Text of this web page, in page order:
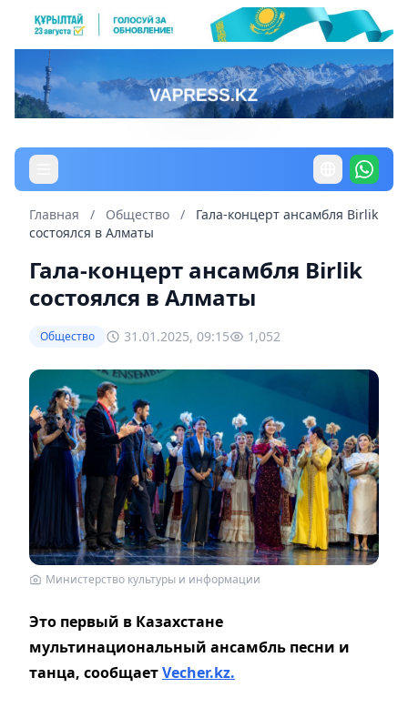
Главная / Общество /
Гала-концерт ансамбля Birlik
состоялся в Алматы
Гала-концерт ансамбля Birlik
состоялся в Алматы
Общество 31.01.2025, 09:15 1,052
Министерство культуры и информации
Это первый в Казахстане
мультинациональный ансамбль песни и
танца, сообщаетVecher.kz.